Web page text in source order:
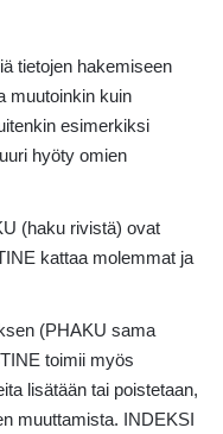
tietojen hakemiseen
muutoinkin kuin
esimerkiksi
hyöty omien
(haku rivistä) ovat
kattaa molemmat ja
(PHAKU sama
toimii myös
lisätään tai poistetaan,
muuttamista. INDEKSI